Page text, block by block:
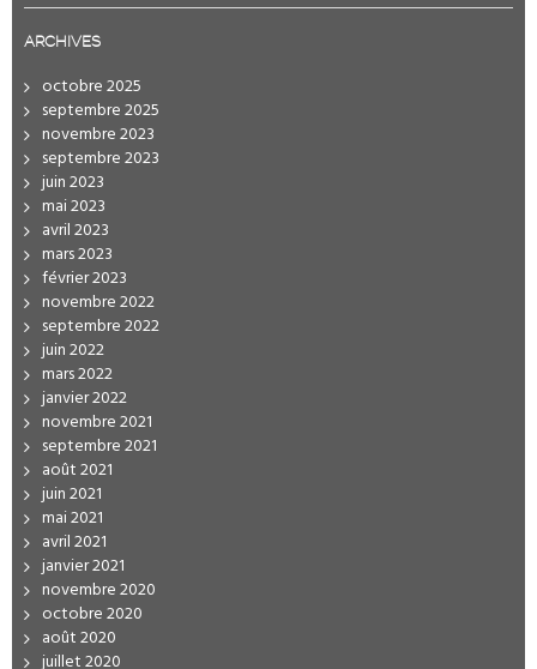
ARCHIVES
octobre 2025
septembre 2025
novembre 2023
septembre 2023
juin 2023
mai 2023
avril 2023
mars 2023
février 2023
novembre 2022
septembre 2022
juin 2022
mars 2022
janvier 2022
novembre 2021
septembre 2021
août 2021
juin 2021
mai 2021
avril 2021
janvier 2021
novembre 2020
octobre 2020
août 2020
juillet 2020